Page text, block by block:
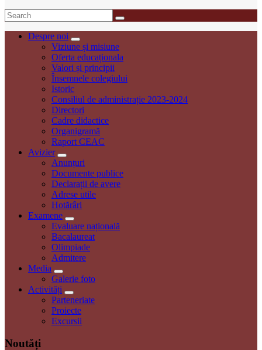
Despre noi
Viziune și misiune
Oferta educaționala
Valori și principii
Însemnele colegiului
Istoric
Consiliul de administrație 2023-2024
Directori
Cadre didactice
Organigramă
Raport CEAC
Avizier
Anunțuri
Documente publice
Declarații de avere
Adrese utile
Hotărâri
Examene
Evaluare națională
Bacalaureat
Olimpiade
Admitere
Media
Galerie foto
Activități
Parteneriate
Proiecte
Excursii
Noutăți